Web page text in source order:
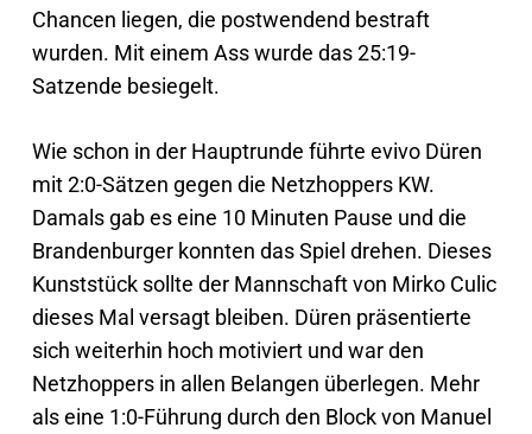
Chancen liegen, die postwendend bestraft
wurden. Mit einem Ass wurde das 25:19-
Satzende besiegelt.
Wie schon in der Hauptrunde führte evivo Düren
mit 2:0-Sätzen gegen die Netzhoppers KW.
Damals gab es eine 10 Minuten Pause und die
Brandenburger konnten das Spiel drehen. Dieses
Kunststück sollte der Mannschaft von Mirko Culic
dieses Mal versagt bleiben. Düren präsentierte
sich weiterhin hoch motiviert und war den
Netzhoppers in allen Belangen überlegen. Mehr
als eine 1:0-Führung durch den Block von Manuel